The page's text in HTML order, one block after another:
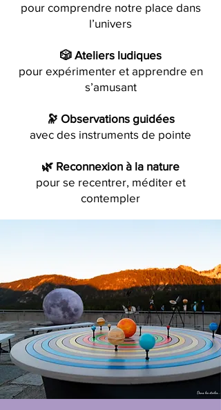
pour comprendre notre place dans
l’univers
🎲 Ateliers ludiques
pour expérimenter et apprendre en
s’amusant
🔭 Observations guidées
avec des instruments de pointe
🌿 Reconnexion à la nature
pour se recentrer, méditer et
contempler